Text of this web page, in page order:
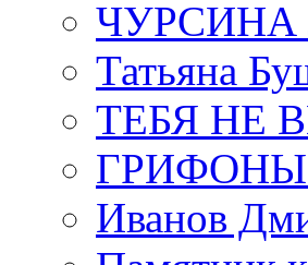
Татьяна
ТЕБЯ НЕ
Иванов